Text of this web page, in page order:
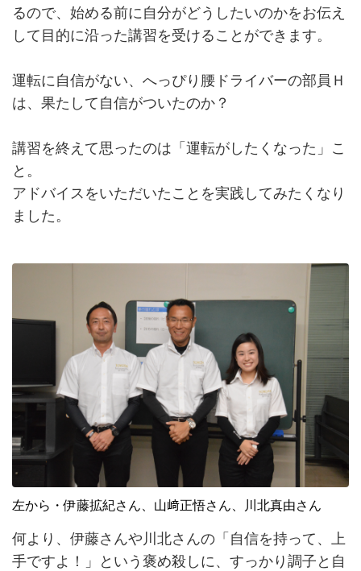
るので、始める前に自分がどうしたいのかをお伝え
して目的に沿った講習を受けることができます。
運転に自信がない、へっぴり腰ドライバーの部員Ｈ
は、果たして自信がついたのか？
講習を終えて思ったのは「運転がしたくなった」こ
と。
アドバイスをいただいたことを実践してみたくなり
ました。
左から・伊藤拡紀さん、山﨑正悟さん、川北真由さん
何より、伊藤さんや川北さんの「自信を持って、上
手ですよ！」という褒め殺しに、すっかり調子と自